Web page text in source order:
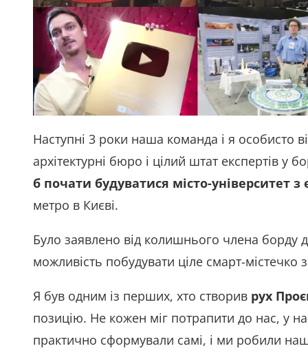
Наступні 3 роки наша команда і я особисто
архітектурні бюро і цілий штат експертів у
б почати будуватися місто-
метро в Києві.
Було заявлено від колишнього члена борду
можливість побудувати ціле смарт-
Я був одним із перших, хто створив рух
позицію. Не кожен міг потрапити до нас, у
практично сформували самі, і ми робили